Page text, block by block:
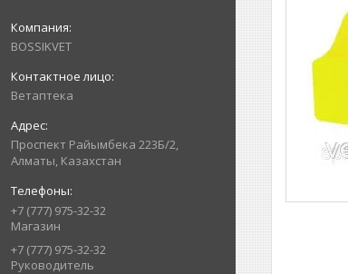
BOSSIKVET
Ветаптека
Проспект Райымбека 223Б/2,
Алматы, Казахстан
+7 (777) 975-32-32
Магазин
+7 (777) 975-32-32
Руководитель